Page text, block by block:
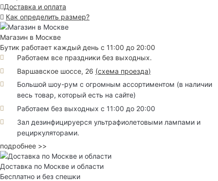
Доставка и оплата
Как определить размер?
Магазин в Москве
Бутик работает каждый день с 11:00 до 20:00
Работаем все праздники без выходных.
Варшавское шоссе, 26 (схема проезда)
Большой шоу-рум с огромным ассортиментом (в наличии
весь товар, который есть на сайте)
Работаем без выходных с 11:00 до 20:00
Зал дезинфицируерся ультрафиолетовыми лампами и
рециркуляторами.
подробнее >>
Доставка по Москве и области
Бесплатно и без спешки